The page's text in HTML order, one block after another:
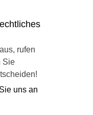
rufen
Sie
uns an